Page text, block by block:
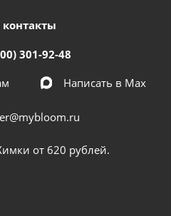
301-92-48
Написать в Мах
от 620 рублей.